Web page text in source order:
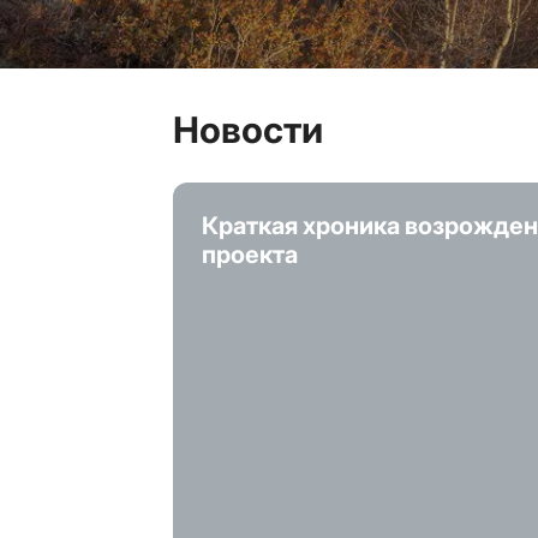
Новости
Краткая хроника
проекта